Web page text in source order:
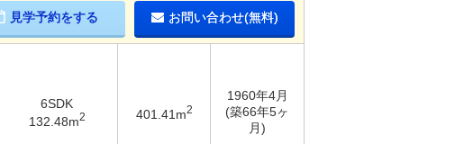
見学予約をする お問い合わせ(無料)
6SDK
132.48m2 401.41m2
1960年4月
(築66年5ヶ
月)